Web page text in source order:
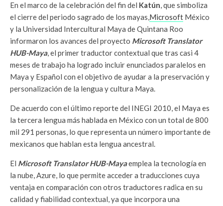
En el marco de la celebración del fin del Katún, que simboliza
el cierre del periodo sagrado de los mayas,Microsoft México
y la Universidad Intercultural Maya de Quintana Roo
informaron los avances del proyecto Microsoft Translator
HUB-Maya, el primer traductor contextual que tras casi 4
meses de trabajo ha logrado incluir enunciados paralelos en
Maya y Español con el objetivo de ayudar a la preservación y
personalización de la lengua y cultura Maya.
De acuerdo con el último reporte del INEGI 2010, el Maya es
la tercera lengua más hablada en México con un total de 800
mil 291 personas, lo que representa un número importante de
mexicanos que hablan esta lengua ancestral.
El Microsoft Translator HUB-Mayaemplea la tecnología en
la nube, Azure, lo que permite acceder a traducciones cuya
ventaja en comparación con otros traductores radica en su
calidad y fiabilidad contextual, ya que incorpora una